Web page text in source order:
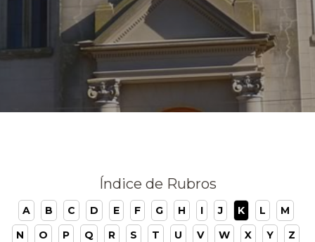
Índice de Rubros
A B C D E F G H I J K L
M
N
O P Q R S T U V W X Y Z